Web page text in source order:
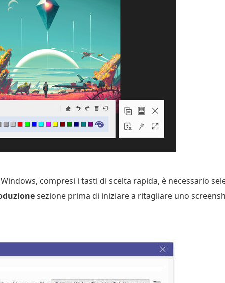
compresi i tasti di scelta rapida, è necessario
sezione prima di iniziare a ritagliare uno